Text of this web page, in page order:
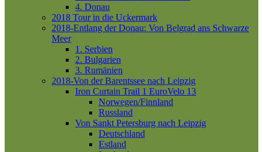
4. Donau
2018 Tour in die Uckermark
2018-Entlang der Donau: Von Belgrad ans Schwarze
Meer
1. Serbien
2. Bulgarien
3. Rumänien
2018-Von der Barentssee nach Leipzig
Iron Curtain Trail 1 EuroVelo 13
Norwegen/Finnland
Russland
Von Sankt Petersburg nach Leipzig
Deutschland
Estland